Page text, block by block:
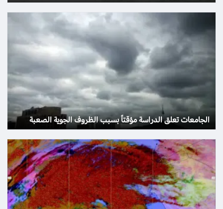
الجامعات تعلق الدراسة مؤقتاً بسبب الظروف الجوية الصعبة